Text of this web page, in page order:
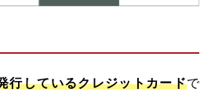
行しているクレジットカードで